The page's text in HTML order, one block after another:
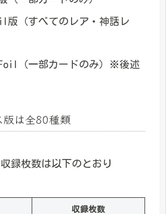
版（すべてのレア・神話レ
（一部カードのみ）※後述
版は全80種類
録枚数は以下のとおり
収録枚数